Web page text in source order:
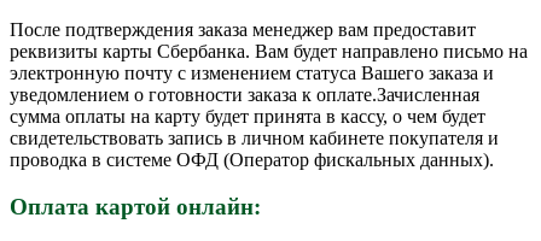
После подтверждения заказа менеджер вам предоставит
реквизиты карты Сбербанка. Вам будет направлено письмо на
электронную почту с изменением статуса Вашего заказа и
уведомлением о готовности заказа к оплате.Зачисленная
сумма оплаты на карту будет принята в кассу, о чем будет
свидетельствовать запись в личном кабинете покупателя и
проводка в системе ОФД (Оператор фискальных данных).
Оплата картой онлайн: